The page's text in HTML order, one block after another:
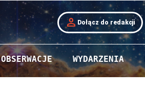
person Dołącz do redakcji
OBSERWACJE WYDARZENIA